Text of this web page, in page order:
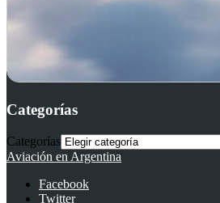
Categorías
Categorías
Aviación en Argentina
Facebook
Twitter